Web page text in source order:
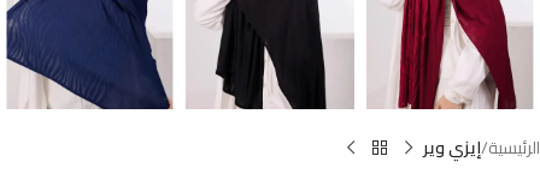
الرئيسية إيزي وير